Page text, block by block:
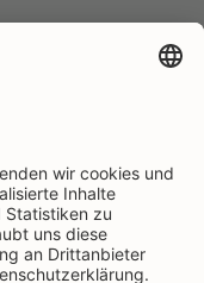
YouTube
auf Pinterest
Naturkost auf LinkedIn